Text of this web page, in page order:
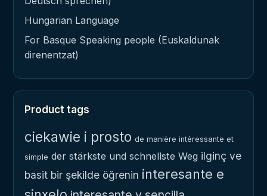
Hungarian Language
For Basque Speaking people (Euskaldunak
direnentzat)
Product tags
ciekawie i prosto de manière intéressante et
simple der stärkste und schnellste Weg ilginç ve
basit bir şekilde öğrenin interesante e